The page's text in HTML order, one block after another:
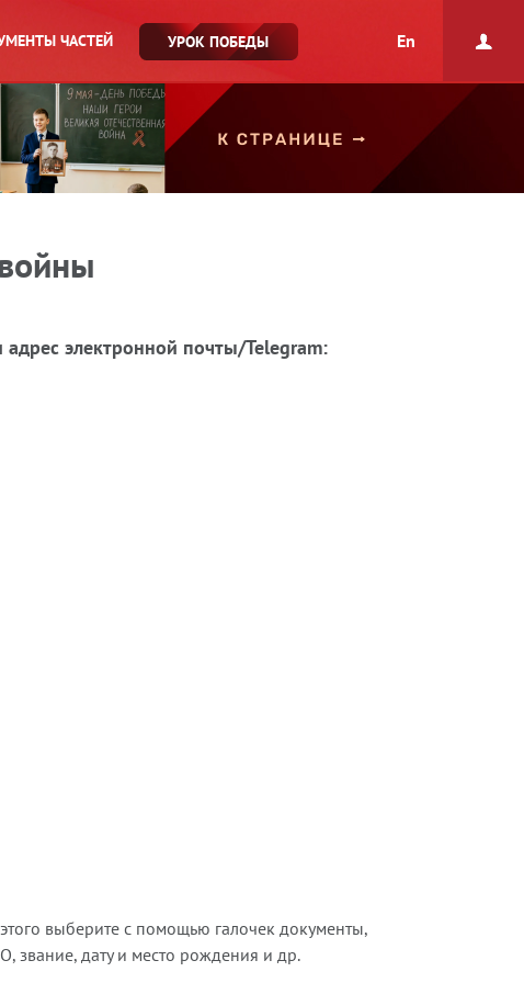
ЧАСТЕЙ УРОК ПОБЕДЫ En
электронной почты/Telegram:
выберите с помощью галочек документы,
звание, дату и место рождения и др.